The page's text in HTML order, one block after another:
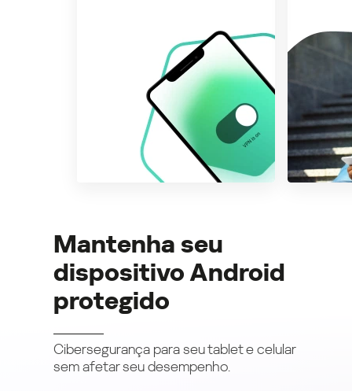
Mantenha seu
dispositivo Android
protegido
Cibersegurança para seu tablet e celular
sem afetar seu desempenho.